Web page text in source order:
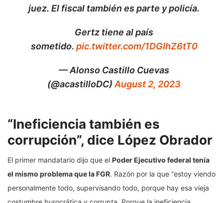
juez. El fiscal también es parte y policía.
Gertz tiene al país
sometido. pic.twitter.com/1DGIhZ6tT0
— Alonso Castillo Cuevas
(@acastilloDC) August 2, 2023
“Ineficiencia también es
corrupción”, dice López Obrador
El primer mandatario dijo que el Poder Ejecutivo federal tenía
el mismo problema que la FGR. Razón por la que “estoy viendo
personalmente todo, supervisando todo, porque hay esa vieja